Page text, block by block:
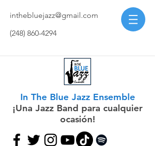
inthebluejazz@gmail.com
(248) 860-4294
In The Blue Jazz Ensemble
¡Una Jazz Band para cualquier
ocasión!